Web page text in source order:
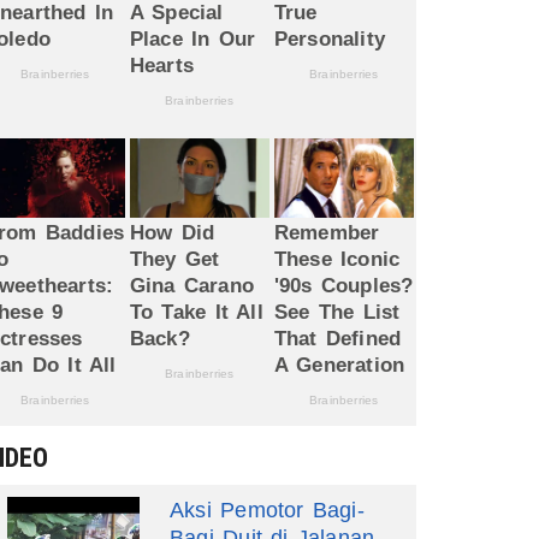
Aksi Pemotor Bagi-